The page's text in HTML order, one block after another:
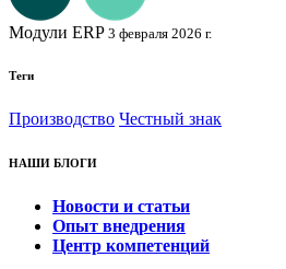
Модули ERP 3 февраля 2026 г.
Теги
Производство Честный знак
НАШИ БЛОГИ
Новости и статьи
Опыт внедрения
Центр компетенций